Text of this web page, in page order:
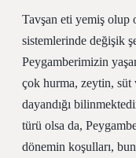
Tavşan eti yemiş olup
sistemlerinde değişik
Peygamberimizin
çok hurma, zeytin, süt
dayandığı
türü olsa da,
dönemin koşulları,